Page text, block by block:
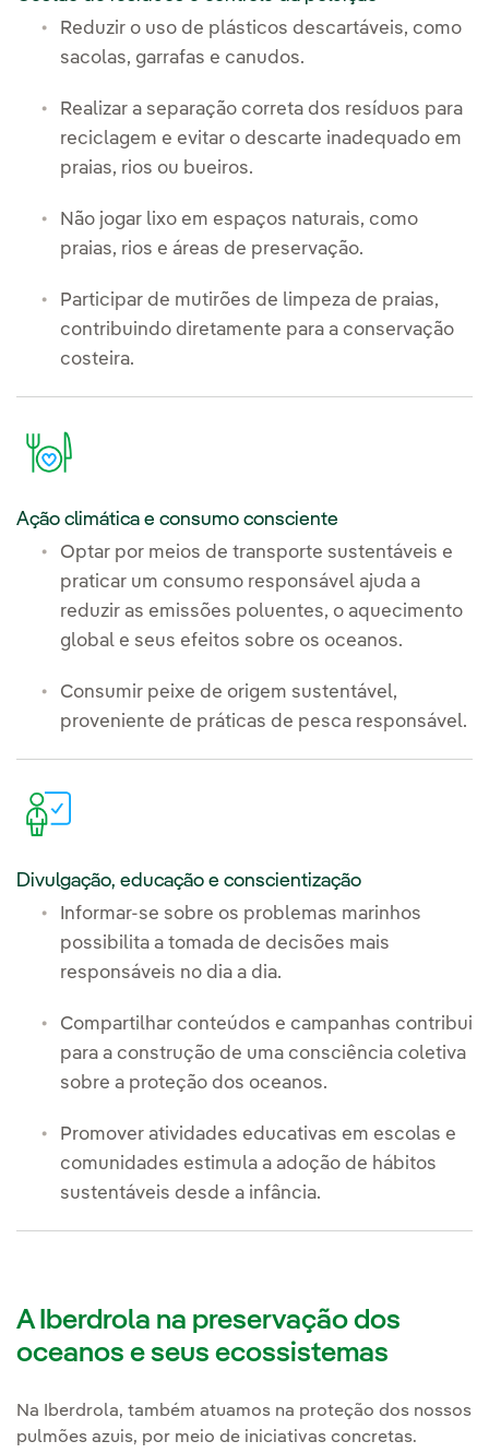
Reduzir o uso de plásticos descartáveis, como
sacolas, garrafas e canudos.
Realizar a separação correta dos resíduos para
reciclagem e evitar o descarte inadequado em
praias, rios ou bueiros.
Não jogar lixo em espaços naturais, como
praias, rios e áreas de preservação.
Participar de mutirões de limpeza de praias,
contribuindo diretamente para a conservação
costeira.
Ação climática e consumo consciente
Optar por meios de transporte sustentáveis e
praticar um consumo responsável ajuda a
reduzir as emissões poluentes, o aquecimento
global e seus efeitos sobre os oceanos.
Consumir peixe de origem sustentável,
proveniente de práticas de pesca responsável.
Divulgação, educação e conscientização
Informar-se sobre os problemas marinhos
possibilita a tomada de decisões mais
responsáveis no dia a dia.
Compartilhar conteúdos e campanhas contribui
para a construção de uma consciência coletiva
sobre a proteção dos oceanos.
Promover atividades educativas em escolas e
comunidades estimula a adoção de hábitos
sustentáveis desde a infância.
A Iberdrola na preservação dos
oceanos e seus ecossistemas
Na Iberdrola, também atuamos na proteção dos nossos
pulmões azuis, por meio de iniciativas concretas.